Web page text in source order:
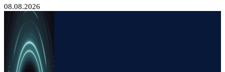
08.08.2026